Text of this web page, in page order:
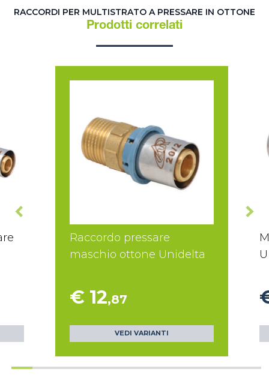
RACCORDI PER MULTISTRATO A PRESSARE IN OTTONE
Prodotti correlati
Raccordo pressare
maschio ottone Unidelta
€ 12,87
VEDI VARIANTI